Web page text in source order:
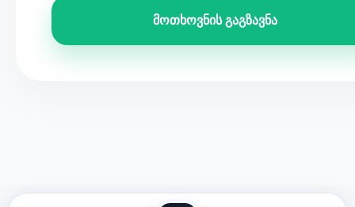
მოთხოვნის გაგზავნა